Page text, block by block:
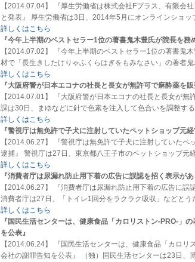
【2014.07.04】 『厚生労働省は株式会社Fプラス、有限会
と発表』 厚生労働省は3日、2014年5月にオンラインショ
詳しくはこちら
『今年上半期のベストセラー1位の著書鬼木豊氏が院長を
【2014.07.02】 『今年上半期のベストセラー1位の著書鬼
材で「長生きしたけりゃふくらはぎをもみなさい」の著者
詳しくはこちら
『大阪府警が日本エコナの社長と長女が無許可で麻酔薬を
【2014.07.01】 『大阪府警が日本エコナの社長と長女が
課は30日、まゆなどに針で色素を注入して色合いを調整す
詳しくはこちら
『警視庁は無免許で子犬に注射していたペットショップ元
【2014.06.27】 『警視庁は無免許で子犬に注射していた
逮捕』 警視庁は27日、東京都八王子市のペットショップ
詳しくはこちら
『消費者庁は尿漏れ防止用下着の広告に誤認を招く表示が
【2014.06.27】 『消費者庁は尿漏れ防止用下着の広告に
消費者庁は27日、「トイレ1回分をラクラク吸収」などと
詳しくはこちら
『国民生活センターは、健康食品「カロリストン‐PRO‐
を公表』
【2014.06.24】 『国民生活センターは、健康食品「カロ
会社の謝罪告知を公表』 （独）国民生活センターは23日